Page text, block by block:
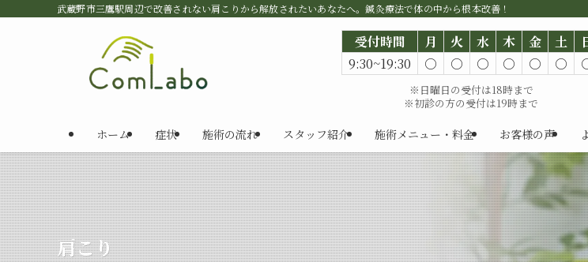
武蔵野市三鷹駅周辺で改善されない肩こりから解放されたいあなたへ。鍼灸療法で体の中から根本改善！
ホーム 症状 施術の流れ スタッフ紹介 施術メニュー・料金 お客様の声
受付時間 月 火 水 木 金 土
9:30~19:30
○ ○ ○ ○ ○ ○
※日曜日の受付は18時まで
※初診の方の受付は19時まで
肩こり